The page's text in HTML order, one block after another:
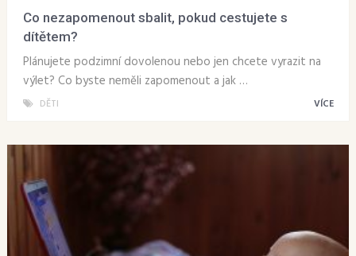
Co nezapomenout sbalit, pokud cestujete s
dítětem?
Plánujete podzimní dovolenou nebo jen chcete vyrazit na
výlet? Co byste neměli zapomenout a jak …
DĚTI VÍCE